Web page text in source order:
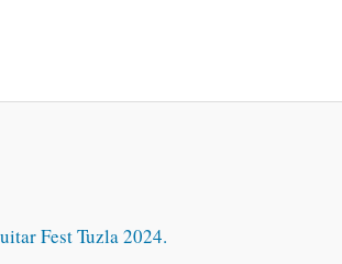
Fest Tuzla 2024.